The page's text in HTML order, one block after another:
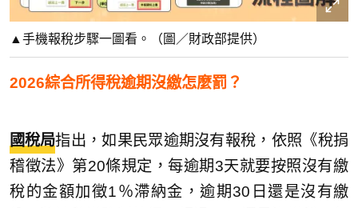
▲手機報稅步驟一圖看。（圖／財政部提供）
2026綜合所得稅逾期沒繳怎麼罰？
國稅局指出，如果民眾逾期沒有報稅，依照《稅捐
稽徵法》第20條規定，每逾期3天就要按照沒有繳
稅的金額加徵1％滯納金，逾期30日還是沒有繳